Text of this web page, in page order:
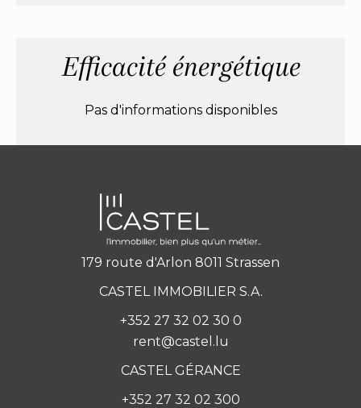
Efficacité énergétique
Pas d'informations disponibles
179 route d'Arlon 8011 Strassen
CASTEL IMMOBILIER S.A.
+352 27 32 02 30 0
rent@castel.lu
CASTEL GÉRANCE
+352 27 32 02 300